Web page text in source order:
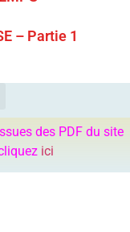
– Partie 1
des PDF du site
ici